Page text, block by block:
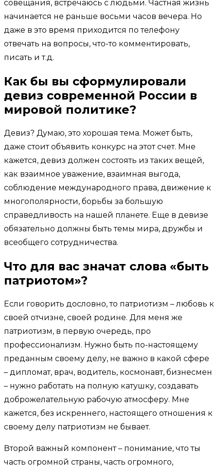
совещания, встречаюсь с людьми. Частная жизнь
начинается не раньше восьми часов вечера. Но
даже в это время приходится по телефону
отвечать на вопросы, что-то комментировать,
писать и т.д.
Как бы вы сформулировали
девиз современной России в
мировой политике?
Девиз? Думаю, это хорошая тема. Может быть,
даже стоит объявить конкурс на этот счет. Мне
кажется, девиз должен состоять из таких вещей,
как взаимное уважение, взаимная выгода,
соблюдение международного права, движение к
многополярности, борьбы за большую
справедливость на нашей планете. Еще в девизе
обязательно должны быть темы мира, дружбы и
всеобщего сотрудничества.
Что для вас значат слова «быть
патриотом»?
Если говорить дословно, то патриотизм – любовь к
своей отчизне, своей родине. Для меня же
патриотизм, в первую очередь, про
профессионализм. Нужно быть по-настоящему
преданным своему делу, не важно в какой сфере
– дипломат, врач, водитель, космонавт, бизнесмен
– нужно работать на полную катушку, создавать
доброжелательную рабочую атмосферу. Мне
кажется, без искреннего, настоящего отношения к
своему делу патриотизм не бывает.
Второй важный компонент – понимание, что ты
часть огромной страны, часть огромного,